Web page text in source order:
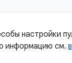
настройки
информацию см.